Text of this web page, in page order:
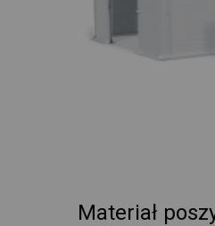
Materiał